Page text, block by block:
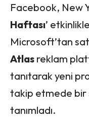
Facebook, New
Haftası’
Microsoft’tan
Atlas reklam
tanıtarak yeni
takip etmede bir
tanımladı.